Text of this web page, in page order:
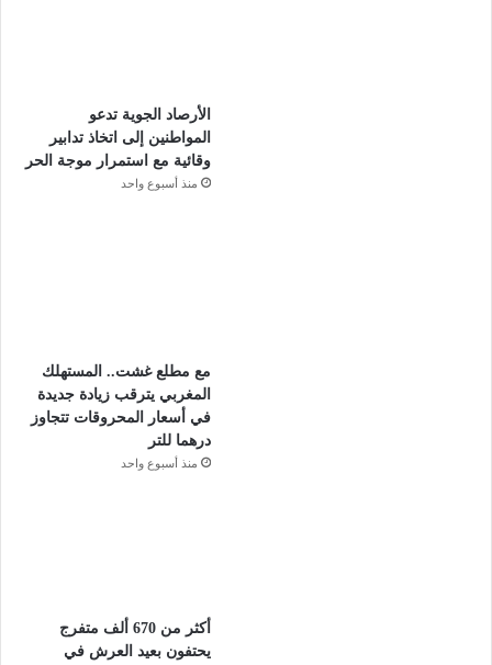
الأرصاد الجوية تدعو
المواطنين إلى اتخاذ تدابير
وقائية مع استمرار موجة الحر
منذ أسبوع واحد
مع مطلع غشت.. المستهلك
المغربي يترقب زيادة جديدة
في أسعار المحروقات تتجاوز
درهما للتر
منذ أسبوع واحد
أكثر من 670 ألف متفرج
يحتفون بعيد العرش في